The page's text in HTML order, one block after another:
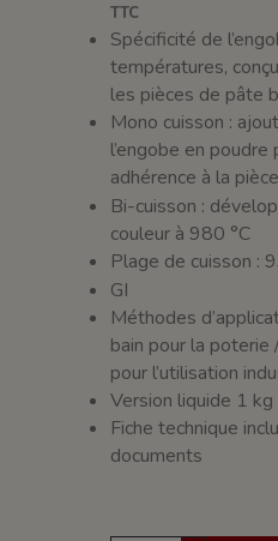
TTC
Spécificité de
températures,
les pièces de pâte
Mono cuisson :
l’engobe en
adhérence à la pièce
Bi-cuisson :
couleur à 980 °C
Plage de cuisson :
GI
Méthodes
bain pour la
pour l’utilisation
Version liquide 1 kg
Fiche technique
documents